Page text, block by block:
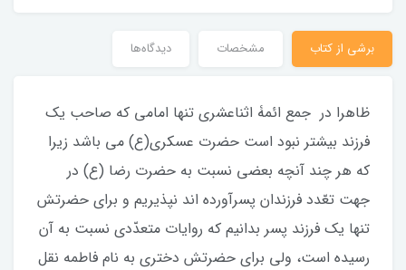
برشی از کتاب مشخصات دیدگاه‌ها
ظاهرا در جمع ائمۀ اثناعشری تنها امامی که صاحب یک
فرزند بیشتر نبود است حضرت عسکری(ع) می باشد زیرا
که هر چند آنچه بعضی نسبت به حضرت رضا (ع) در
جهت تعّدد فرزندان پسرآورده اند نپذیریم و برای حضرتش
تنها یک فرزند پسر بدانیم که روایات متعدّدی نسبت به آن
رسیده است، ولی برای حضرتش دختری به نام فاطمه نقل